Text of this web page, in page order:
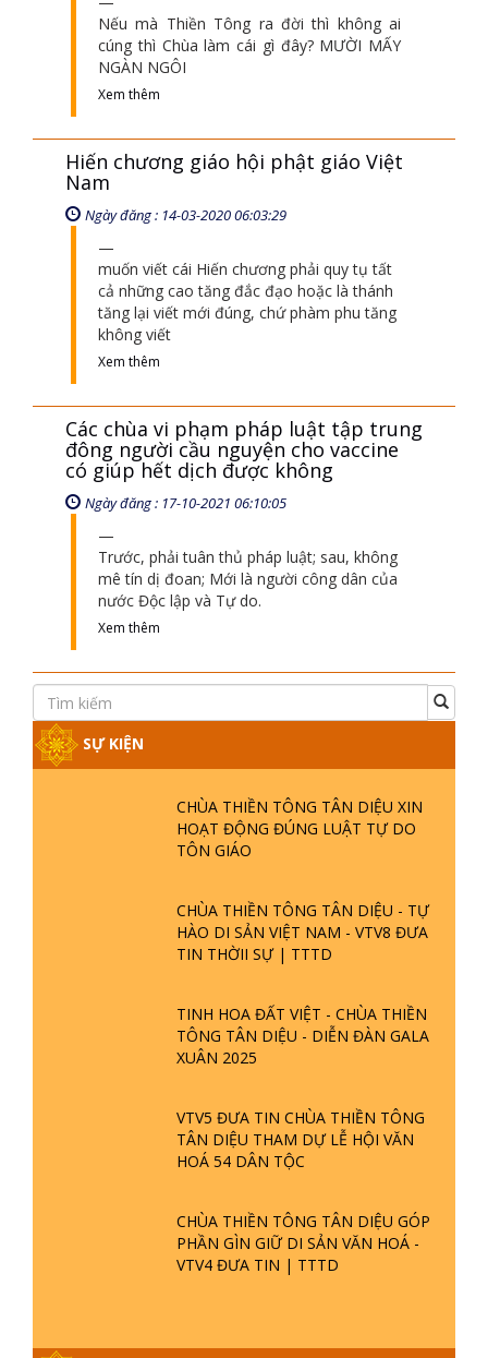
Nếu mà Thiền Tông ra đời thì không ai
cúng thì Chùa làm cái gì đây? MƯỜI MẤY
NGÀN NGÔI
Xem thêm
Hiến chương giáo hội phật giáo Việt
Nam
Ngày đăng : 14-03-2020 06:03:29
muốn viết cái Hiến chương phải quy tụ tất
cả những cao tăng đắc đạo hoặc là thánh
tăng lại viết mới đúng, chứ phàm phu tăng
không viết
Xem thêm
Các chùa vi phạm pháp luật tập trung
đông người cầu nguyện cho vaccine
có giúp hết dịch được không
Ngày đăng : 17-10-2021 06:10:05
Trước, phải tuân thủ pháp luật; sau, không
mê tín dị đoan; Mới là người công dân của
nước Độc lập và Tự do.
Xem thêm
SỰ KIỆN
CHÙA THIỀN TÔNG TÂN DIỆU XIN
HOẠT ĐỘNG ĐÚNG LUẬT TỰ DO
TÔN GIÁO
CHÙA THIỀN TÔNG TÂN DIỆU - TỰ
HÀO DI SẢN VIỆT NAM - VTV8 ĐƯA
TIN THỜII SỰ | TTTD
TINH HOA ĐẤT VIỆT - CHÙA THIỀN
TÔNG TÂN DIỆU - DIỄN ĐÀN GALA
XUÂN 2025
VTV5 ĐƯA TIN CHÙA THIỀN TÔNG
TÂN DIỆU THAM DỰ LỄ HỘI VĂN
HOÁ 54 DÂN TỘC
CHÙA THIỀN TÔNG TÂN DIỆU GÓP
PHẦN GÌN GIỮ DI SẢN VĂN HOÁ -
VTV4 ĐƯA TIN | TTTD